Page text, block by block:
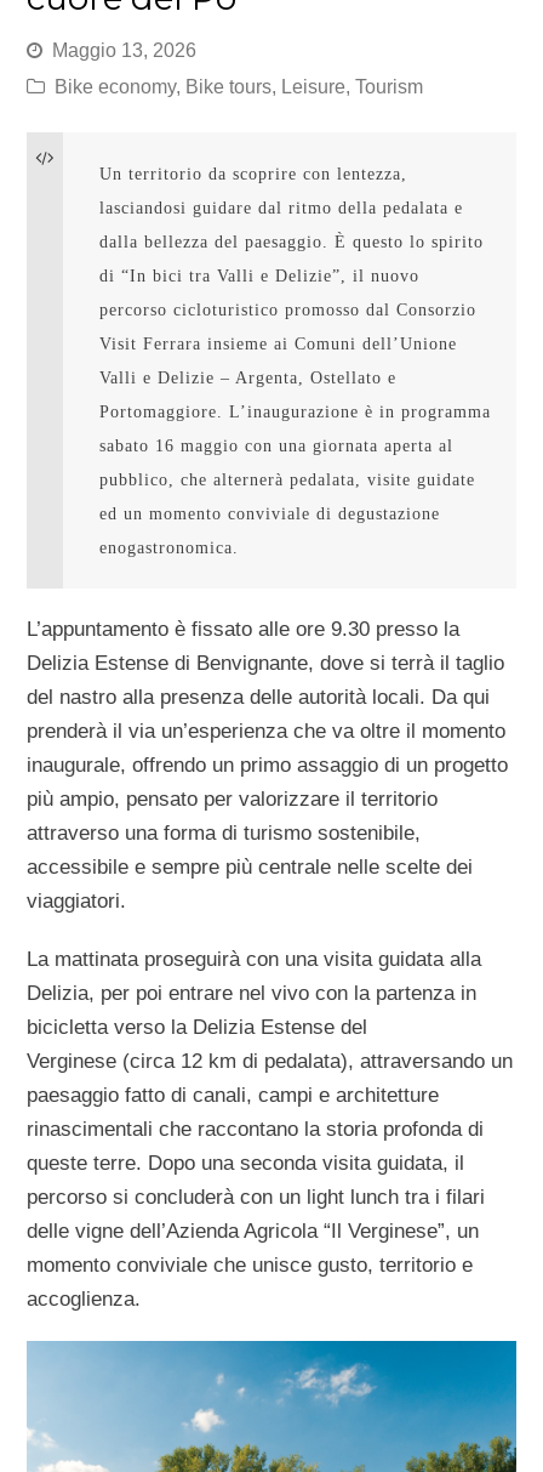
Maggio 13, 2026
Bike economy, Bike tours, Leisure,Tourism
Un territorio da scoprire con lentezza,
lasciandosi guidare dal ritmo della pedalata e
dalla bellezza del paesaggio. È questo lo spirito
di “In bici tra Valli e Delizie”, il nuovo
percorso cicloturistico promosso dal Consorzio
Visit Ferrara insieme ai Comuni dell’Unione
Valli e Delizie – Argenta, Ostellato e
Portomaggiore. L’inaugurazione è in programma
sabato 16 maggio con una giornata aperta al
pubblico, che alternerà pedalata, visite guidate
ed un momento conviviale di degustazione
enogastronomica.
L’appuntamento è fissato alleore 9.30 presso la
Delizia Estense di Benvignante, dove si terrà il taglio
del nastro alla presenza delle autorità locali. Da qui
prenderà il via un’esperienza che va oltre il momento
inaugurale, offrendo un primo assaggio di un progetto
più ampio, pensato per valorizzare il territorio
attraverso una forma di turismo sostenibile,
accessibile e sempre più centrale nelle scelte dei
viaggiatori.
La mattinata proseguirà con unavisita guidata alla
Delizia, per poi entrare nel vivo con la partenza in
bicicletta verso la Delizia Estense del
Verginese (circa 12 km di pedalata), attraversando un
paesaggio fatto di canali, campi e architetture
rinascimentali che raccontano la storia profonda di
queste terre. Dopo una seconda visita guidata, il
percorso si concluderà con un light lunch tra i filari
delle vigne dell’Azienda Agricola “Il Verginese”, un
momento conviviale che unisce gusto, territorio e
accoglienza.